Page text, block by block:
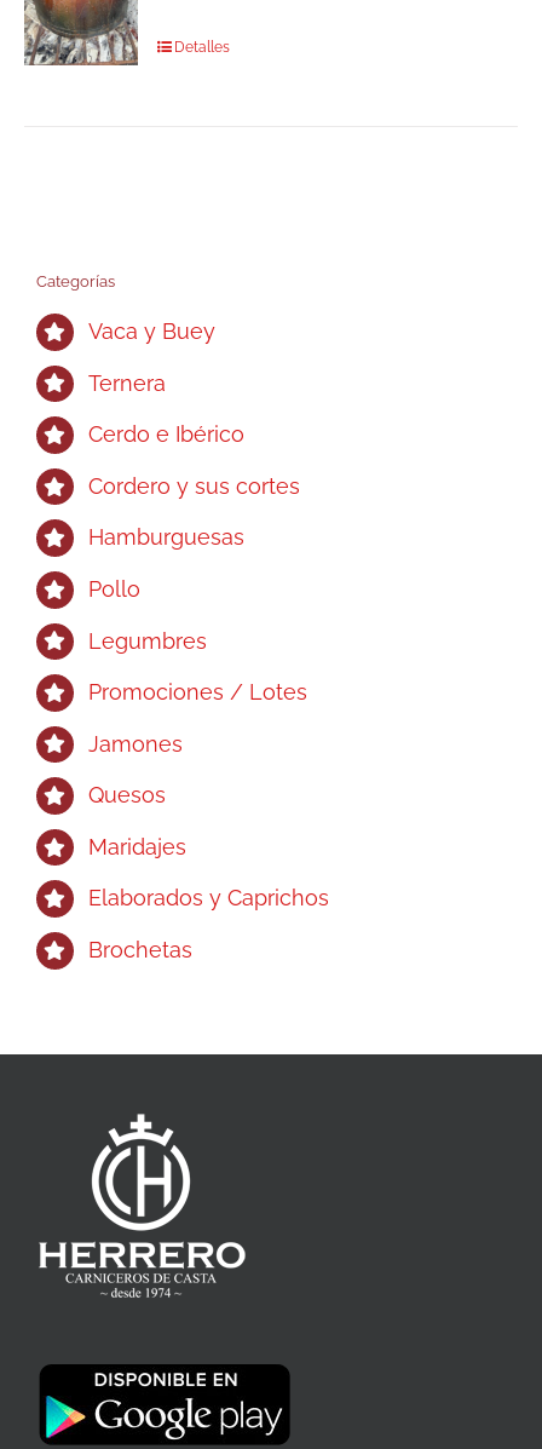
Detalles
Categorías
Vaca y Buey
Ternera
Cerdo e Ibérico
Cordero y sus cortes
Hamburguesas
Pollo
Legumbres
Promociones / Lotes
Jamones
Quesos
Maridajes
Elaborados y Caprichos
Brochetas